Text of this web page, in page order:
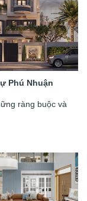
Phú Nhuận
ràng buộc và